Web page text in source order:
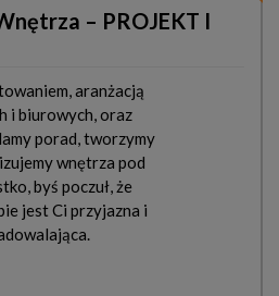
– PROJEKT I
aranżacją
i biurowych, oraz
porad, tworzymy
wnętrza pod
byś poczuł, że
jest Ci przyjazna i